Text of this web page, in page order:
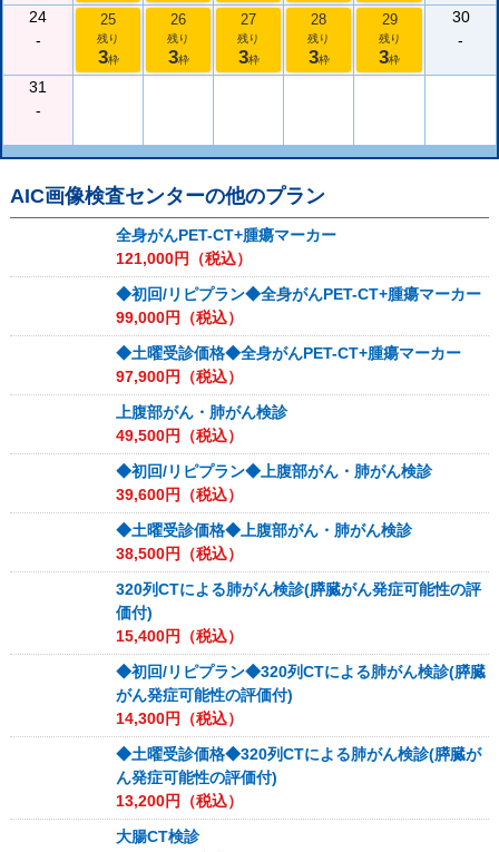
24
-
25
残り
3枠
26
残り
3枠
27
残り
3枠
28
残り
3枠
29
残り
3枠
30
-
31
-
AIC画像検査センターの他のプラン
全身がんPET-CT+腫瘍マーカー
121,000円（税込）
◆初回/リピプラン◆全身がんPET-CT+腫瘍マーカー
99,000円（税込）
◆土曜受診価格◆全身がんPET-CT+腫瘍マーカー
97,900円（税込）
上腹部がん・肺がん検診
49,500円（税込）
◆初回/リピプラン◆上腹部がん・肺がん検診
39,600円（税込）
◆土曜受診価格◆上腹部がん・肺がん検診
38,500円（税込）
320列CTによる肺がん検診(膵臓がん発症可能性の評
価付)
15,400円（税込）
◆初回/リピプラン◆320列CTによる肺がん検診(膵臓
がん発症可能性の評価付)
14,300円（税込）
◆土曜受診価格◆320列CTによる肺がん検診(膵臓が
ん発症可能性の評価付)
13,200円（税込）
大腸CT検診